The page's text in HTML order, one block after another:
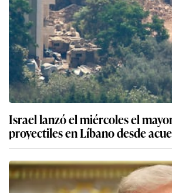
Israel lanzó el miércoles el
proyectiles en Líbano desde